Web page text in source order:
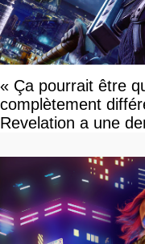
« Ça pourrait être
complètement
Revelation a une